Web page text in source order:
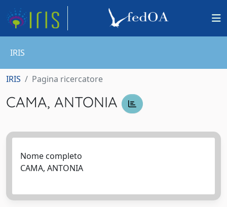
IRIS
IRIS Pagina ricercatore
CAMA, ANTONIA
Nome completo
CAMA, ANTONIA